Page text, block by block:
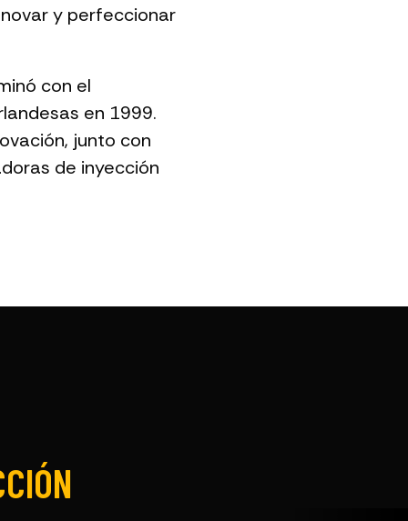
y perfeccionar
con el
en 1999.
junto con
de inyección